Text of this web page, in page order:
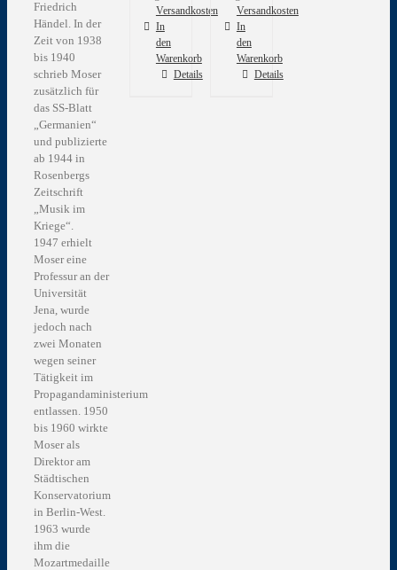
Versandkosten
In
den
Warenkorb
Details
Versandkosten
In
den
Warenkorb
Details
Friedrich
Händel. In der
Zeit von 1938
bis 1940
schrieb Moser
zusätzlich für
das SS-Blatt
„Germanien“
und publizierte
ab 1944 in
Rosenbergs
Zeitschrift
„Musik im
Kriege“.
1947 erhielt
Moser eine
Professur an der
Universität
Jena, wurde
jedoch nach
zwei Monaten
wegen seiner
Tätigkeit im
Propagandaministerium
entlassen. 1950
bis 1960 wirkte
Moser als
Direktor am
Städtischen
Konservatorium
in Berlin-West.
1963 wurde
ihm die
Mozartmedaille